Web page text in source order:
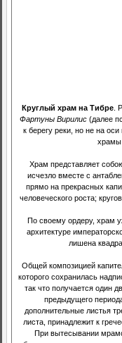
Круглый храм на Тибре .
Фартуны Вирилис(далее
к берегу реки, но не на
храмы
Храм представляет
исчезло вместе с
прямо на прекрасных
человеческого роста;
По своему ордеру, храм
архитектуре
лишена
Общей композицией
которого сохранилась
так что получается один
предыдущего
дополнительные листья
листа, принадлежит к
При вытесывании